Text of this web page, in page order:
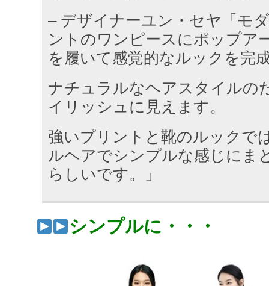
– デザイナーユン・セヤ「モ
ントのワンピースにポップア
を履いて感覚的なルックを完
ナチュラルなヘアスタイルの
イリッシュに見えます。
強いプリントと靴のルックで
ルヘアでシンプルな感じにま
らしいです。」
シンプルに・・・